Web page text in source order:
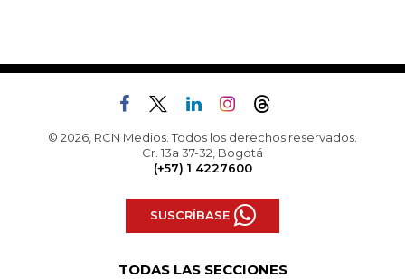
© 2026, RCN Medios. Todos los derechos reservados.
Cr. 13a 37-32, Bogotá
(+57) 1 4227600
SUSCRÍBASE
TODAS LAS SECCIONES